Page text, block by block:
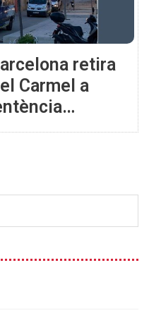
retira
Carmel a
per l’ACR